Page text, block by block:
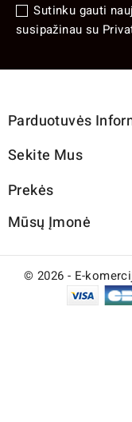
Sutinku gauti
susipažinau su
Parduotuvės
Sekite Mus
Prekės
Mūsų Įmonė
© 2026 - E-